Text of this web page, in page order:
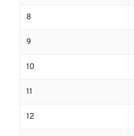
8
9
10
11
12